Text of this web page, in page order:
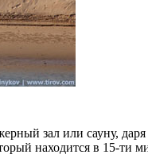
зал или сауну,
находится в 15-ти